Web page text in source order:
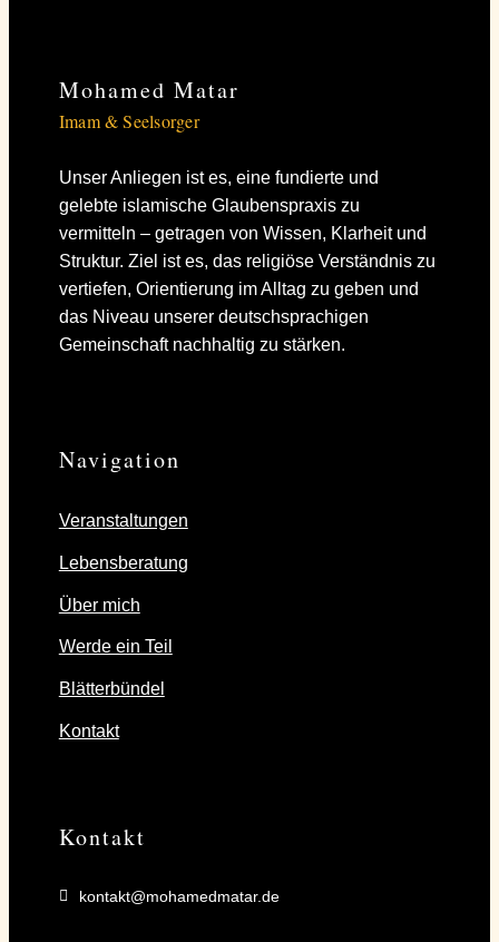
Mohamed Matar
Imam & Seelsorger
Unser Anliegen ist es, eine fundierte und
gelebte islamische Glaubenspraxis zu
vermitteln – getragen von Wissen, Klarheit und
Struktur. Ziel ist es, das religiöse Verständnis zu
vertiefen, Orientierung im Alltag zu geben und
das Niveau unserer deutschsprachigen
Gemeinschaft nachhaltig zu stärken.
Navigation
Veranstaltungen
Lebensberatung
Über mich
Werde ein Teil
Blätterbündel
Kontakt
Kontakt
kontakt@mohamedmatar.de